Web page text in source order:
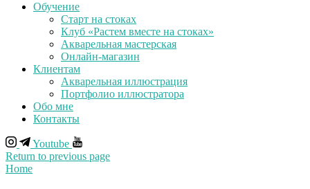
Обучение
Старт на стоках
Клуб «Растем вместе на стоках»
Акварельная мастерская
Онлайн-магазин
Клиентам
Акварельная иллюстрация
Портфолио иллюстратора
Обо мне
Контакты
Youtube
Return to previous page
Home